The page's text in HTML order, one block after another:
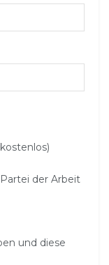
der Arbeit
und diese